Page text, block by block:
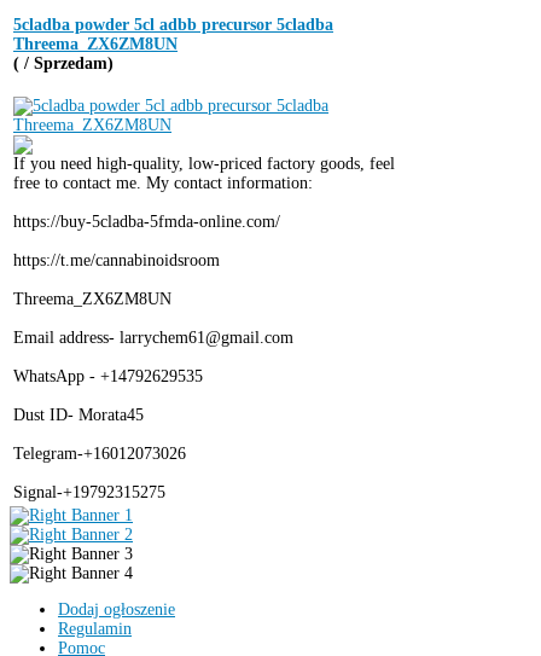
5cladba powder 5cl adbb precursor 5cladba
Threema_ZX6ZM8UN
( / Sprzedam)
If you need high-quality, low-priced factory goods, feel
free to contact me. My contact information:
https://buy-5cladba-5fmda-online.com/
https://t.me/cannabinoidsroom
Threema_ZX6ZM8UN
Email address- larrychem61@gmail.com
WhatsApp - +14792629535
Dust ID- Morata45
Telegram-+16012073026
Signal-+19792315275
Dodaj ogłoszenie
Regulamin
Pomoc